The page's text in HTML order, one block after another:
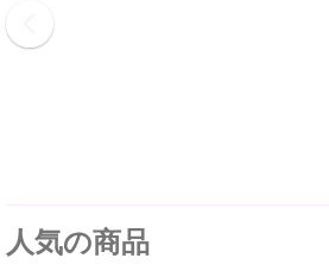
人気の商品